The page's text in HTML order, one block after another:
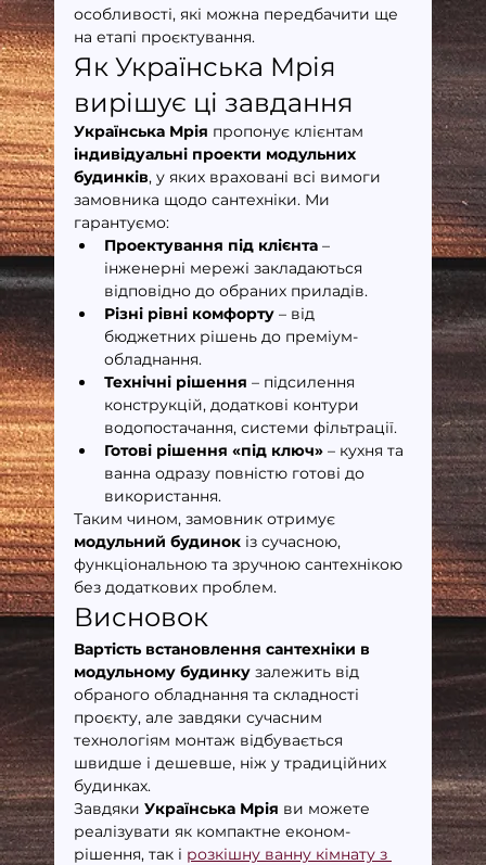
особливості, які можна передбачити ще
на етапі проєктування.
Як Українська Мрія
вирішує ці завдання
Українська Мрія пропонує клієнтам
індивідуальні проекти модульних
будинків, у яких враховані всі вимоги
замовника щодо сантехніки. Ми
гарантуємо:
Проектування під клієнта –
інженерні мережі закладаються
відповідно до обраних приладів.
Різні рівні комфорту – від
бюджетних рішень до преміум-
обладнання.
Технічні рішення – підсилення
конструкцій, додаткові контури
водопостачання, системи фільтрації.
Готові рішення «під ключ» – кухня та
ванна одразу повністю готові до
використання.
Таким чином, замовник отримує
модульний будинок із сучасною,
функціональною та зручною сантехнікою
без додаткових проблем.
Висновок
Вартість встановлення сантехніки в
модульному будинку залежить від
обраного обладнання та складності
проєкту, але завдяки сучасним
технологіям монтаж відбувається
швидше і дешевше, ніж у традиційних
будинках.
Завдяки Українська Мрія ви можете
реалізувати як компактне економ-
рішення, так і розкішну ванну кімнату з